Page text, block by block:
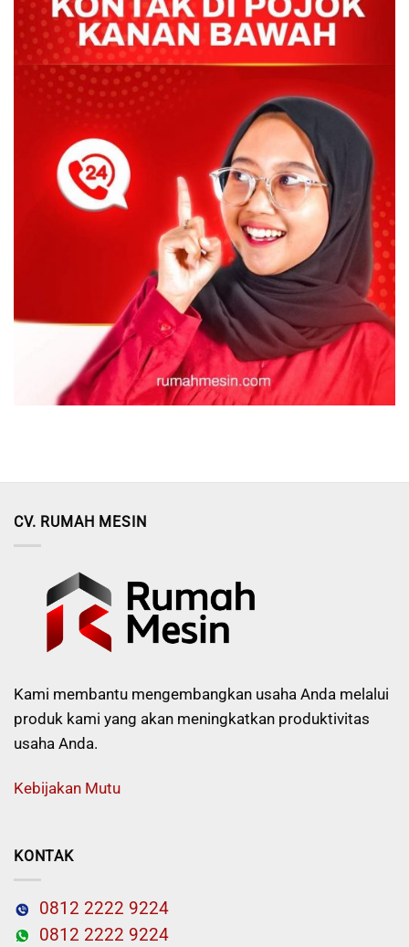
CV. RUMAH MESIN
Kami membantu mengembangkan usaha Anda melalui
produk kami yang akan meningkatkan produktivitas
usaha Anda.
Kebijakan Mutu
KONTAK
0812 2222 9224
0812 2222 9224